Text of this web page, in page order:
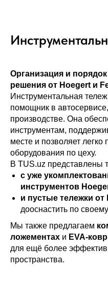
Организация и
решения от Hoegert и
Инструментальная
помощник в
производстве. Она
инструментам,
месте и позволяет
оборудования по цеху.
В TUS.uz представлены
с уже
инструментов
и пустые тележки от
дооснастить по
Мы также предлагаем
ложементах и EVA-
для ещё более
пространства.